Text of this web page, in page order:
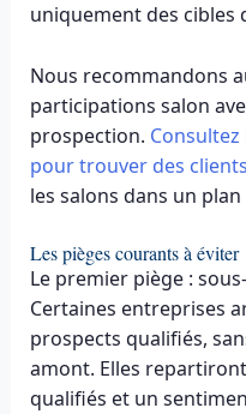
uniquement des cibles
Nous recommandons
participations salon
prospection.
pour trouver des
les salons dans un
Les pièges courants à éviter
Le premier piège :
Certaines entreprises
prospects qualifiés,
amont. Elles
qualifiés et un